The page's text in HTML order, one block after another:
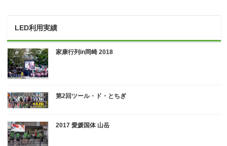
LED利用実績
家康行列in岡崎 2018
第2回ツール・ド・とちぎ
2017 愛媛国体 山岳